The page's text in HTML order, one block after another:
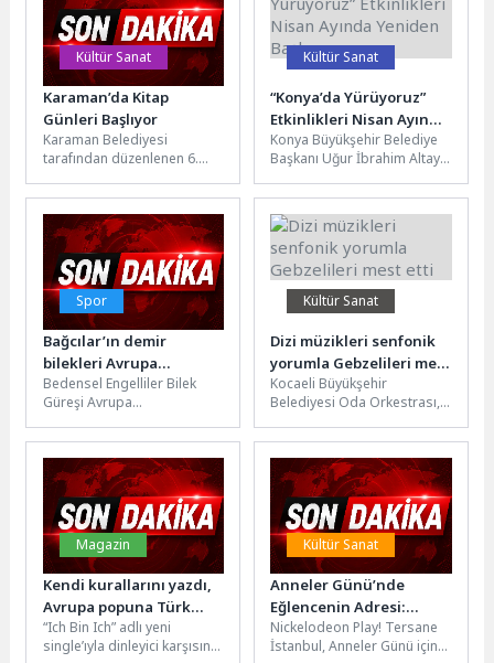
Kültür Sanat
Karaman’da Kitap
Günleri Başlıyor
Karaman Belediyesi
tarafından düzenlenen 6.
tarihleri arasında Lütfi Elvan
Fuar ve...
Kültür Sanat
“Konya’da Yürüyoruz”
Etkinlikleri Nisan Ayında
Yeniden Başlıyor
Konya Büyükşehir Belediye
Başkanı Uğur İbrahim Altay,
gösterdiği ve Nisan ayında
yeniden...
Spor
Bağcılar’ın demir
bilekleri Avrupa
Şampiyonu oldu
Bedensel Engelliler Bilek
Güreşi Avrupa
Spor Kulübü, büyük bir
başarıya imza attı.
Sporculardan...
Kültür Sanat
Dizi müzikleri senfonik
yorumla Gebzelileri mest
etti
Kocaeli Büyükşehir
Belediyesi Oda Orkestrası,
Kültür Merkezi’nde Toygar
Işıklı dizi müziklerini...
Magazin
Kendi kurallarını yazdı,
Avrupa popuna Türk
imzasını attı!
“Ich Bin Ich” adlı yeni
single’ıyla dinleyici karşısına
Kültür Sanat
Anneler Günü’nde
Eğlencenin Adresi:
Nickelodeon Play!
Tersane Istanbul
Nickelodeon Play! Tersane
İstanbul, Anneler Günü için